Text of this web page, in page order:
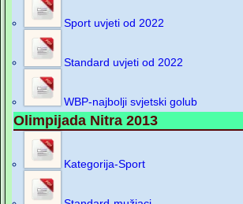
Sport uvjeti od 2022
Standard uvjeti od 2022
WBP-najbolji svjetski golub
Olimpijada Nitra 2013
Kategorija-Sport